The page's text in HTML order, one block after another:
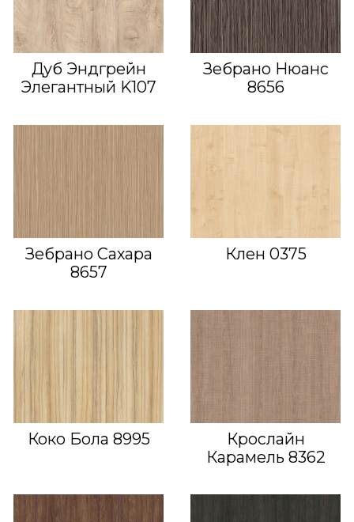
Дуб Эндгрейн
Элегантный K107
Зебрано Нюанс
8656
Зебрано Сахара
8657
Клен 0375
Коко Бола 8995
Крослайн
Карамель 8362